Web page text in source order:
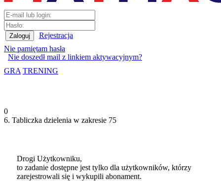
Rejestracja
Nie pamiętam hasła
Nie doszedł mail z linkiem aktywacyjnym?
GRA TRENING
0
6. Tabliczka dzielenia w zakresie 75
Drogi Użytkowniku,
to zadanie dostępne jest tylko dla użytkowników, którzy
zarejestrowali się i wykupili abonament.